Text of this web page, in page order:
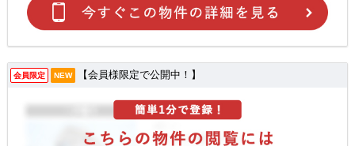
会員限定 NEW 【会員様限定で公開中！】